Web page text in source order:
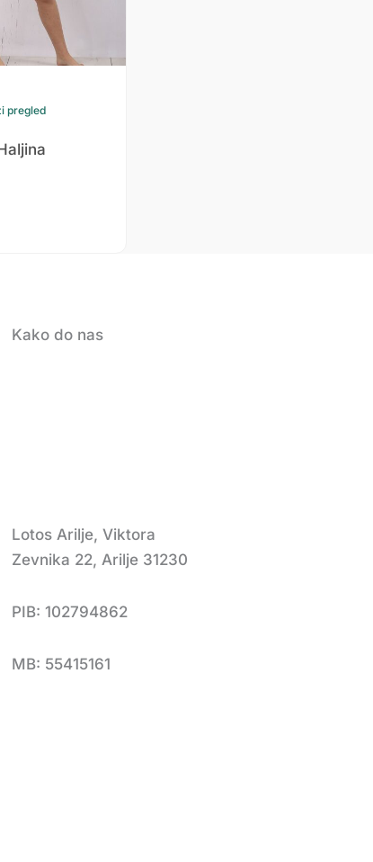
pregled
Kako do nas
Lotos Arilje, Viktora
Zevnika 22, Arilje 31230
PIB: 102794862
MB: 55415161